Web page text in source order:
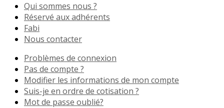
Qui sommes nous ?
Réservé aux adhérents
Fabi
Nous contacter
Problèmes de connexion
Pas de compte ?
Modifier les informations de mon compte
Suis-je en ordre de cotisation ?
Mot de passe oublié?